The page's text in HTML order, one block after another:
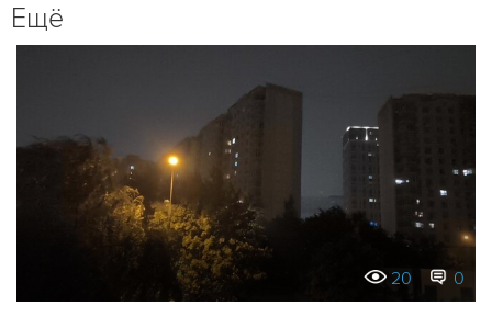
Ещё
20 0